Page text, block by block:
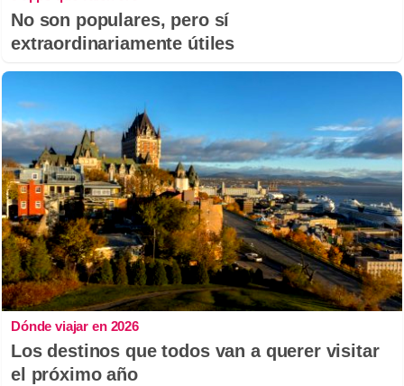
No son populares, pero sí
extraordinariamente útiles
Dónde viajar en 2026
Los destinos que todos van a querer visitar
el próximo año